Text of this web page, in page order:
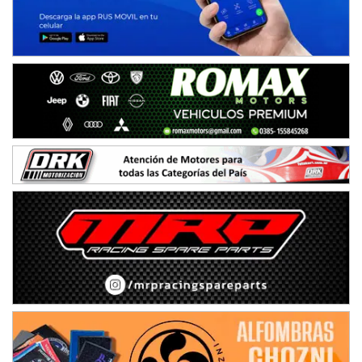
IAME SERIES ARGENTINA 6
Ramiro Tot (Asfalto)
KDO - F6
Ciudad de Trenque Lauquen (Asfalto)
Trenque Lauquen (Buenos Aires)
ENTRERRIANO - F6 (POSTERGADA)
Parque de la Velocidad (Asfalto)
Villaguay (Entre Ríos)
VICTORIENSE - F7
El Cerro (Tierra)
Victoria (Entre Ríos)
PATAGONICO - F6
Moto Club Reginense (Tierra)
Gral. E. Godoy (Río Negro)
CSK - F7
Juventud Unida (Tierra)
Humboldt (Santa Fe)